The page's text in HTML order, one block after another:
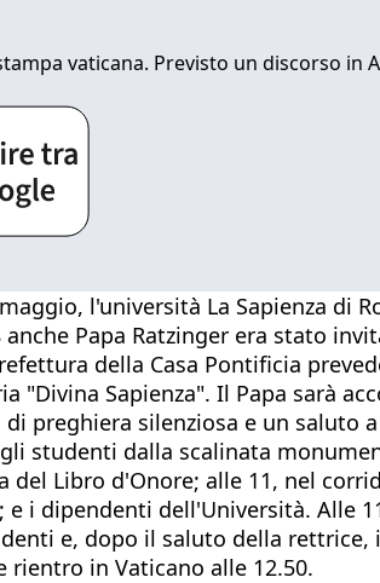
vaticana. Previsto un discorso
l'università La Sapienza
anche Papa Ratzinger era stato
della Casa Pontificia
"Divina Sapienza". Il Papa sarà
preghiera silenziosa e un saluto
studenti dalla scalinata
Libro d'Onore; alle 11, nel
i dipendenti dell'Università. Alle
e, dopo il saluto della
rientro in Vaticano alle 12.50.